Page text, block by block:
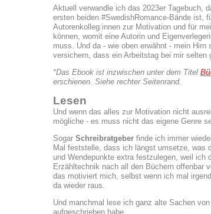
Aktuell verwandle ich das 2023er Tagebuch,
ersten beiden #SwedishRomance-Bände ist,
Autorenkolleg:innen zur Motivation und für
können, womit eine Autorin und
muss. Und da - wie oben erwähnt - mein
versichern, dass ein Arbeitstag bei mir selten
*Das Ebook ist inzwischen unter dem Titel
erschienen. Siehe rechter Seitenrand.
Lesen
Und wenn das alles zur Motivation nicht
mögliche - es muss nicht das eigene Genre
Sogar Schreibratgeber finde ich immer
Mal feststelle, dass ich längst umsetze, was
und Wendepunkte extra festzulegen, weil ich
Erzähltechnik nach all den Büchern offenbar
das motiviert mich, selbst wenn ich mal
da wieder raus.
Und manchmal lese ich ganz alte Sachen
aufgeschrieben habe.